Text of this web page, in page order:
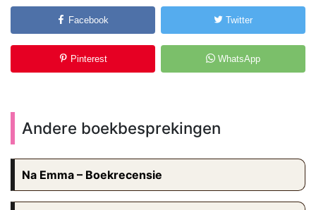
Facebook Twitter
Pinterest WhatsApp
Andere boekbesprekingen
Na Emma – Boekrecensie